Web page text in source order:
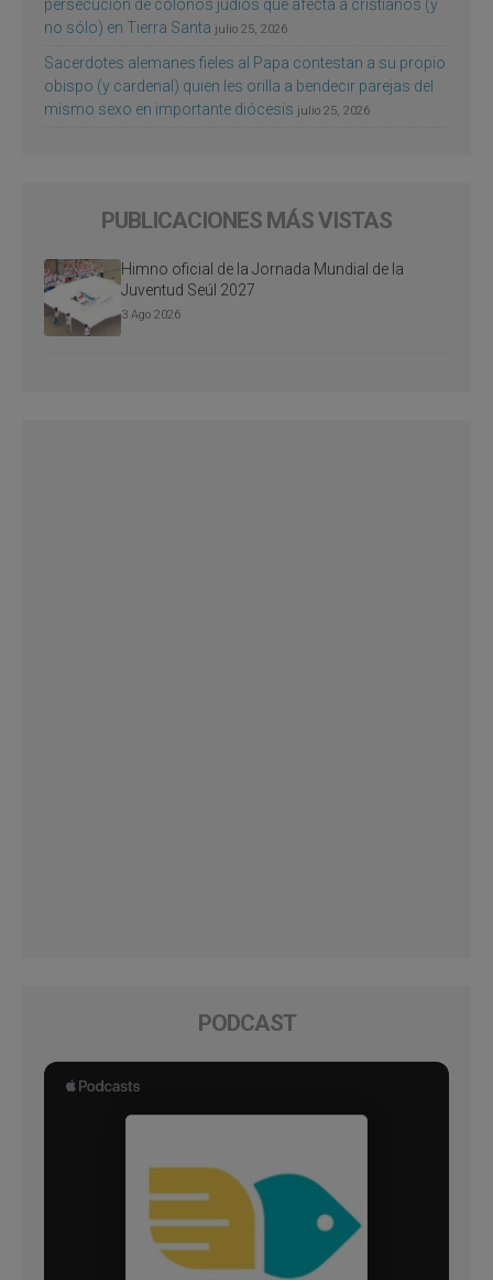
persecución de colonos judíos que afecta a cristianos (y
no sólo) en Tierra Santa julio 25, 2026
Sacerdotes alemanes fieles al Papa contestan a su propio
obispo (y cardenal) quien les orilla a bendecir parejas del
mismo sexo en importante diócesis julio 25, 2026
PUBLICACIONES MÁS VISTAS
Himno oficial de la Jornada Mundial de la
Juventud Seúl 2027
3 Ago 2026
PODCAST